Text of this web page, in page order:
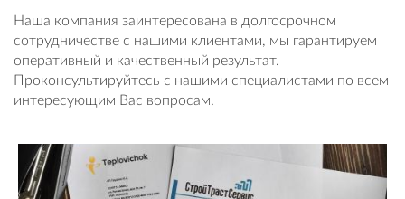
Наша компания заинтересована в долгосрочном
сотрудничестве с нашими клиентами, мы гарантируем
оперативный и качественный результат.
Проконсультируйтесь с нашими специалистами по всем
интересующим Вас вопросам.